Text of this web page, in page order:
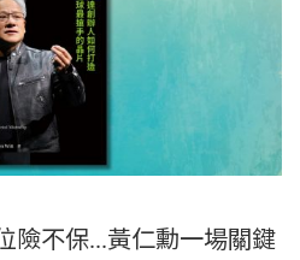
險不保...黃仁勳一場關鍵